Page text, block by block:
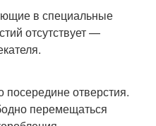
в специальные
отсутствует —
посередине отверстия.
перемещаться